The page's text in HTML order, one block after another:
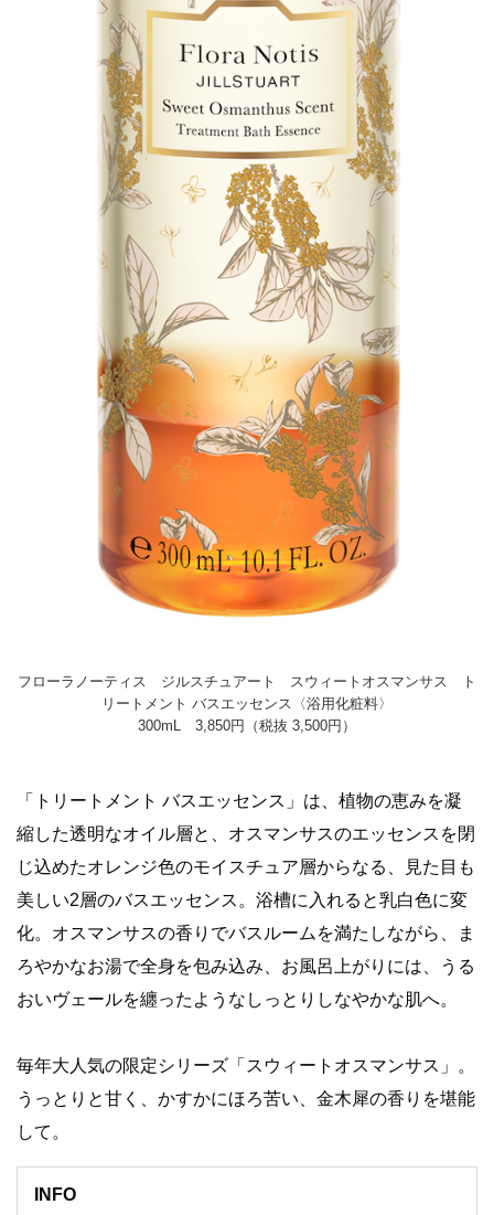
フローラノーティス ジルスチュアート スウィートオスマンサス ト
リートメント バスエッセンス〈浴用化粧料〉
300mL 3,850円（税抜 3,500円）
「トリートメント バスエッセンス」は、植物の恵みを凝
縮した透明なオイル層と、オスマンサスのエッセンスを閉
じ込めたオレンジ色のモイスチュア層からなる、見た目も
美しい2層のバスエッセンス。浴槽に入れると乳白色に変
化。オスマンサスの香りでバスルームを満たしながら、ま
ろやかなお湯で全身を包み込み、お風呂上がりには、うる
おいヴェールを纏ったようなしっとりしなやかな肌へ。
毎年大人気の限定シリーズ「スウィートオスマンサス」。
うっとりと甘く、かすかにほろ苦い、金木犀の香りを堪能
して。
INFO